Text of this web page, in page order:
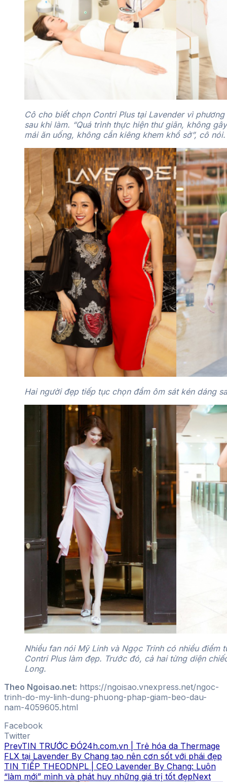
Cô cho biết chọn Contri Plus tại Lavender vì
sau khi làm. “Quá trình thực hiện thư giãn, không
mái ăn uống, không cần kiêng khem khổ sở”, cô nói.
Hai người đẹp tiếp tục chọn đầm ôm sát kén dáng
Nhiều fan nói Mỹ Linh và Ngọc Trinh có nhiều điểm
Contri Plus làm đẹp. Trước đó, cả hai từng diện
Long.
Theo Ngoisao.net: https://ngoisao.vnexpress.net/ngoc-
trinh-do-my-linh-dung-phuong-phap-giam-beo-dau-
nam-4059605.html
Facebook
Twitter
PrevTIN TRƯỚC ĐÓ24h.com.vn | Trẻ hóa da Thermage
FLX tại Lavender By Chang tạo nên cơn sốt với phái đẹp
TIN TIẾP THEODNPL | CEO Lavender By Chang: Luôn
“làm mới” mình và phát huy những giá trị tốt đẹpNext